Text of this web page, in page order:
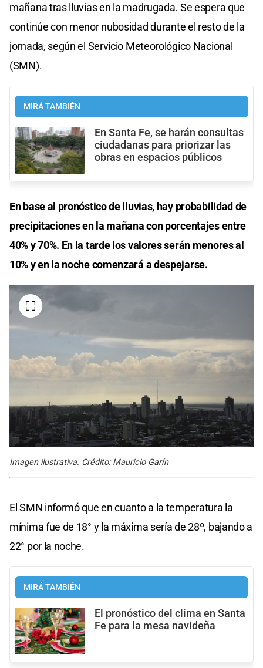
mañana tras lluvias en la madrugada. Se espera que
continúe con menor nubosidad durante el resto de la
jornada, según el Servicio Meteorológico Nacional
(SMN).
MIRÁ TAMBIÉN
En Santa Fe, se harán consultas
ciudadanas para priorizar las
obras en espacios públicos
En base al pronóstico de lluvias, hay probabilidad de
precipitaciones en la mañana con porcentajes entre
40% y 70%. En la tarde los valores serán menores al
10% y en la noche comenzará a despejarse.
Imagen ilustrativa. Crédito: Mauricio Garín
El SMN informó que en cuanto a la temperatura la
mínima fue de 18° y la máxima sería de 28º, bajando a
22° por la noche.
MIRÁ TAMBIÉN
El pronóstico del clima en Santa
Fe para la mesa navideña